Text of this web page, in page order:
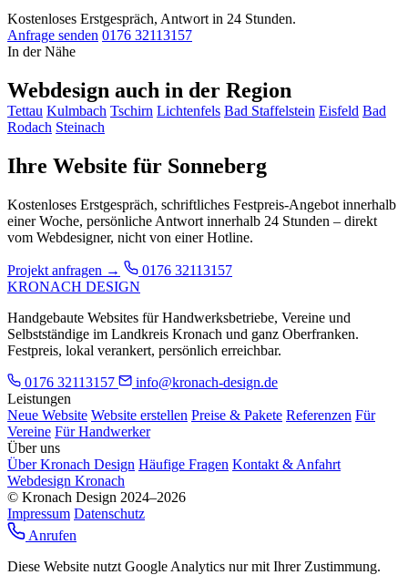
Kostenloses Erstgespräch, Antwort in 24 Stunden.
Anfrage senden 0176 32113157
In der Nähe
Webdesign auch in der Region
Tettau Kulmbach Tschirn Lichtenfels Bad Staffelstein Eisfeld Bad
Rodach Steinach
Ihre Website für Sonneberg
Kostenloses Erstgespräch, schriftliches Festpreis-Angebot innerhalb
einer Woche, persönliche Antwort innerhalb 24 Stunden – direkt
vom Webdesigner, nicht von einer Hotline.
Projekt anfragen →
0176 32113157
KRONACH DESIGN
Handgebaute Websites für Handwerksbetriebe, Vereine und
Selbstständige im Landkreis Kronach und ganz Oberfranken.
Festpreis, lokal verankert, persönlich erreichbar.
0176 32113157
info@kronach-design.de
Leistungen
Neue Website Website erstellen Preise & Pakete Referenzen Für
Vereine Für Handwerker
Über uns
Über Kronach Design Häufige Fragen Kontakt & Anfahrt
Webdesign Kronach
© Kronach Design 2024–2026
Impressum Datenschutz
Anrufen
Diese Website nutzt Google Analytics nur mit Ihrer Zustimmung.